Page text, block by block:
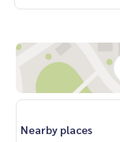
📌TEL No.
K. Arm 082-
K. Tae
094-
K. Tee094-
nt #home
Nearby places